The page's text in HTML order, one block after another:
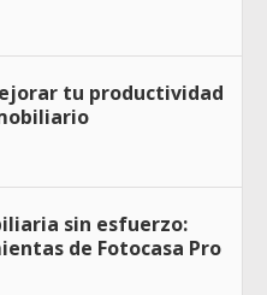
tu productividad
sin esfuerzo:
de Fotocasa Pro